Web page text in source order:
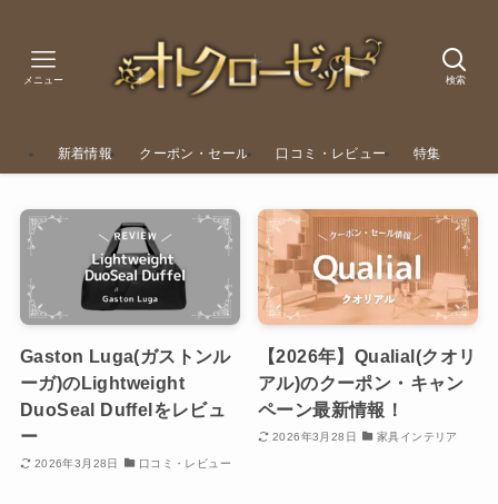
検索
メニュー
新着情報 クーポン・セール 口コミ・レビュー 特集
Gaston Luga(ガストンル
ーガ)のLightweight
DuoSeal Duffelをレビュ
ー
2026年3月28日 口コミ・レビュー
【2026年】Qualial(クオリ
アル)のクーポン・キャン
ペーン最新情報！
2026年3月28日 家具インテリア